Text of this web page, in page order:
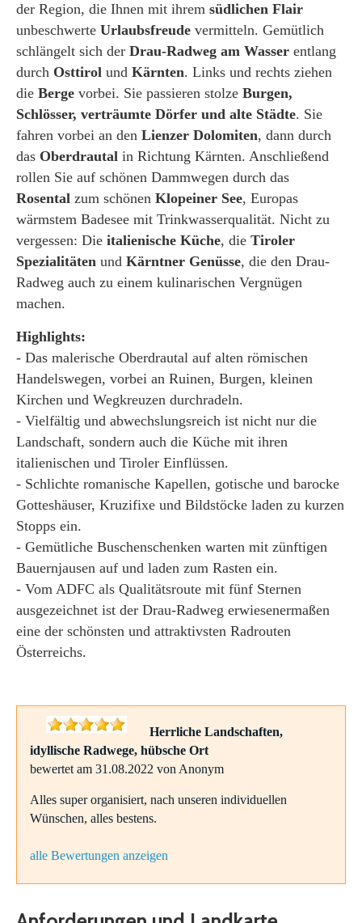
der Region, die Ihnen mit ihrem südlichen Flair
unbeschwerte Urlaubsfreude vermitteln. Gemütlich
schlängelt sich der Drau-Radweg am Wasser entlang
durch Osttirol und Kärnten. Links und rechts ziehen
die Berge vorbei. Sie passieren stolze Burgen,
Schlösser, verträumte Dörfer und alte Städte. Sie
fahren vorbei an den Lienzer Dolomiten, dann durch
das Oberdrautal in Richtung Kärnten. Anschließend
rollen Sie auf schönen Dammwegen durch das
Rosental zum schönen Klopeiner See, Europas
wärmstem Badesee mit Trinkwasserqualität. Nicht zu
vergessen: Die italienische Küche, die Tiroler
Spezialitäten und Kärntner Genüsse, die den Drau-
Radweg auch zu einem kulinarischen Vergnügen
machen.
Highlights:
- Das malerische Oberdrautal auf alten römischen
Handelswegen, vorbei an Ruinen, Burgen, kleinen
Kirchen und Wegkreuzen durchradeln.
- Vielfältig und abwechslungsreich ist nicht nur die
Landschaft, sondern auch die Küche mit ihren
italienischen und Tiroler Einflüssen.
- Schlichte romanische Kapellen, gotische und barocke
Gotteshäuser, Kruzifixe und Bildstöcke laden zu kurzen
Stopps ein.
- Gemütliche Buschenschenken warten mit zünftigen
Bauernjausen auf und laden zum Rasten ein.
- Vom ADFC als Qualitätsroute mit fünf Sternen
ausgezeichnet ist der Drau-Radweg erwiesenermaßen
eine der schönsten und attraktivsten Radrouten
Österreichs.
Herrliche Landschaften,
idyllische Radwege, hübsche Ort
bewertet am 31.08.2022 von Anonym
Alles super organisiert, nach unseren individuellen
Wünschen, alles bestens.
alle Bewertungen anzeigen